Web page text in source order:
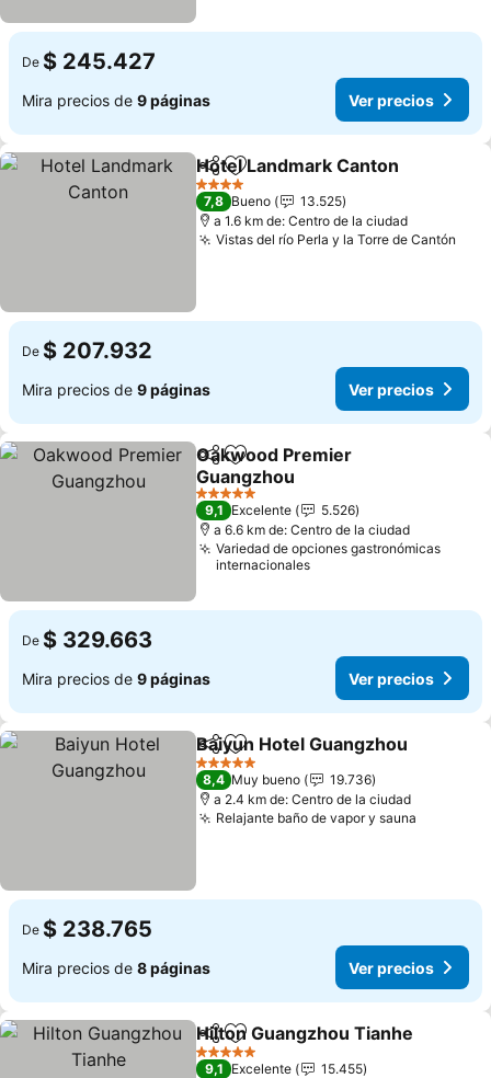
De $ 245.427
Mira precios de 9 páginas Ver precios
CompartirAgregar a favoritos
Hotel Landmark Canton
4 Estrellas
7,8 Bueno
13.525
a 1.6 km de: Centro de la ciudad
Vistas del río Perla y la Torre de Cantón
De $ 207.932
Mira precios de 9 páginas Ver precios
CompartirAgregar a favoritos
Oakwood Premier
Guangzhou
Ver precios
5 Estrellas
9,1 Excelente
5.526
a 6.6 km de: Centro de la ciudad
Variedad de opciones gastronómicas
internacionales
De $ 329.663
Mira precios de 9 páginas Ver precios
CompartirAgregar a favoritos
Baiyun Hotel Guangzhou
5 Estrellas
8,4 Muy bueno
19.736
a 2.4 km de: Centro de la ciudad
Relajante baño de vapor y sauna
De $ 238.765
Mira precios de 8 páginas Ver precios
CompartirAgregar a favoritos
Hilton Guangzhou Tianhe
5 Estrellas
9,1 Excelente
15.455